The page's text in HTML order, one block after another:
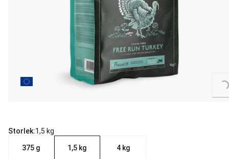
Loading...
Storlek:1,5 kg
375 g 1,5 kg 4 kg